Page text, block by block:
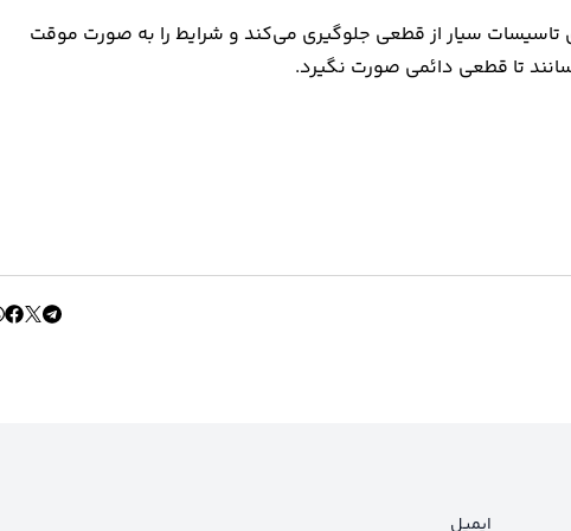
تاسیسات سیار از قطعی جلوگیری می‌کند و شرایط را به صورت موقت
تا قطعی دائمی صورت نگیرد.
ایمیل